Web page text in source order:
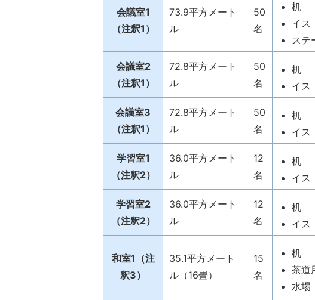
会議室1
（注釈1）
73.9平方メート
ル
50
名
机
イス
ステ
会議室2
（注釈1）
72.8平方メート
ル
50
名
机
イス
会議室3
（注釈1）
72.8平方メート
ル
50
名
机
イス
学習室1
（注釈2）
36.0平方メート
ル
12
名
机
イス
学習室2
（注釈2）
36.0平方メート
ル
12
名
机
イス
和室1（注
釈3）
35.1平方メート
ル（16畳）
15
名
机
茶道
水場